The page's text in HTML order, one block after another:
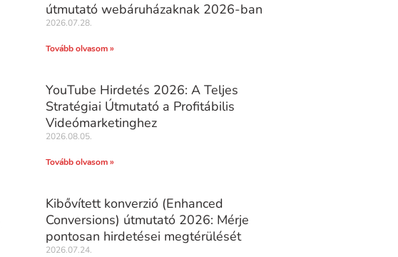
útmutató webáruházaknak 2026-ban
2026.07.28.
Tovább olvasom »
YouTube Hirdetés 2026: A Teljes
Stratégiai Útmutató a Profitábilis
Videómarketinghez
2026.08.05.
Tovább olvasom »
Kibővített konverzió (Enhanced
Conversions) útmutató 2026: Mérje
pontosan hirdetései megtérülését
2026.07.24.